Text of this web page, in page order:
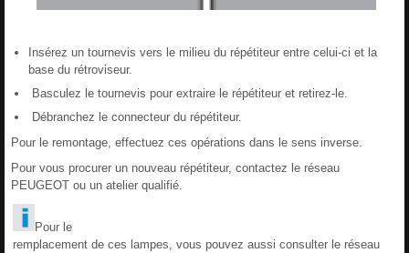
Insérez un tournevis vers le milieu du répétiteur entre celui-ci et la
base du rétroviseur.
Basculez le tournevis pour extraire le répétiteur et retirez-le.
Débranchez le connecteur du répétiteur.
Pour le remontage, effectuez ces opérations dans le sens inverse.
Pour vous procurer un nouveau répétiteur, contactez le réseau
PEUGEOT ou un atelier qualifié.
Pour le
remplacement de ces lampes, vous pouvez aussi consulter le réseau